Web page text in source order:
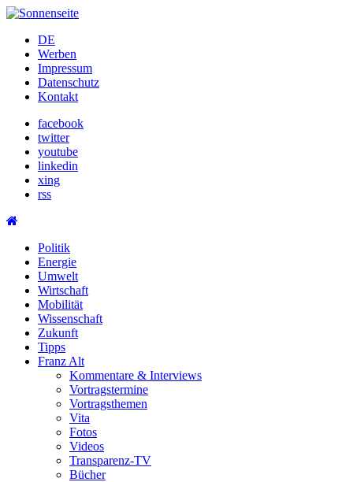
Skip
contentDE
Werben
Impressum
Datenschutz
Kontakt
facebook
twitter
youtube
linkedin
xing
rss
Politik
Energie
Umwelt
Wirtschaft
Mobilität
Wissenschaft
Zukunft
Tipps
Franz Alt
Kommentare & Interviews
Vortragstermine
Vortragsthemen
Vita
Fotos
Videos
Transparenz-TV
Bücher